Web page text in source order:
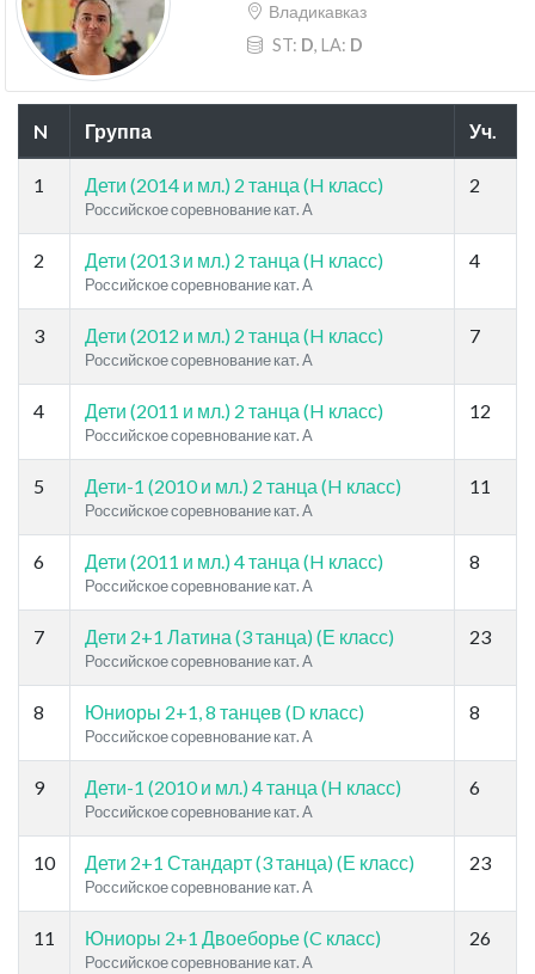
Владикавказ
ST: D, LA: D
N Группа Уч.
1 Дети (2014 и мл.) 2 танца (H класс)
Российское соревнование кат. A
2
2 Дети (2013 и мл.) 2 танца (H класс)
Российское соревнование кат. A
4
3 Дети (2012 и мл.) 2 танца (H класс)
Российское соревнование кат. A
7
4 Дети (2011 и мл.) 2 танца (H класс)
Российское соревнование кат. A
12
5 Дети-1 (2010 и мл.) 2 танца (H класс)
Российское соревнование кат. A
11
6 Дети (2011 и мл.) 4 танца (H класс)
Российское соревнование кат. A
8
7 Дети 2+1 Латина (3 танца) (Е класс)
Российское соревнование кат. A
23
8 Юниоры 2+1, 8 танцев (D класс)
Российское соревнование кат. A
8
9 Дети-1 (2010 и мл.) 4 танца (H класс)
Российское соревнование кат. A
6
10 Дети 2+1 Стандарт (3 танца) (Е класс)
Российское соревнование кат. A
23
11 Юниоры 2+1 Двоеборье (C класс)
Российское соревнование кат. A
26